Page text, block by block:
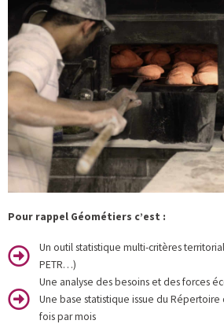
Pour rappel Géométiers c’est :
Un outil statistique multi-critères
PETR…)
Une analyse des besoins et des forces
Une base statistique issue du Répertoire
fois par mois